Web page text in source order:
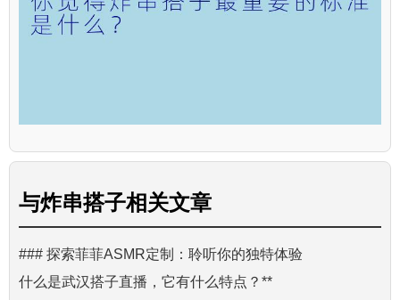
与炸串搭子相关文章
### 探索菲菲ASMR定制：聆听你的独特体验
什么是武汉搭子直播，它有什么特点？**